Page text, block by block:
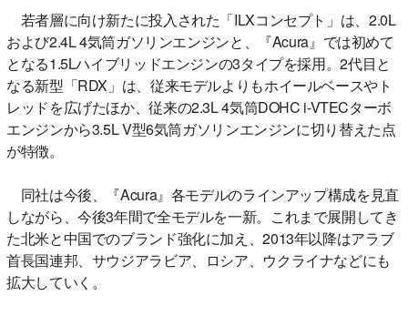
若者層に向け新たに投入された「ILXコンセプト」は、2.0L
および2.4L 4気筒ガソリンエンジンと、『Acura』では初めて
となる1.5Lハイブリッドエンジンの3タイプを採用。2代目と
なる新型「RDX」は、従来モデルよりもホイールベースやト
レッドを広げたほか、従来の2.3L 4気筒DOHC i-VTECターボ
エンジンから3.5L V型6気筒ガソリンエンジンに切り替えた点
が特徴。
同社は今後、『Acura』各モデルのラインアップ構成を見直
しながら、今後3年間で全モデルを一新。これまで展開してき
た北米と中国でのブランド強化に加え、2013年以降はアラブ
首長国連邦、サウジアラビア、ロシア、ウクライナなどにも
拡大していく。